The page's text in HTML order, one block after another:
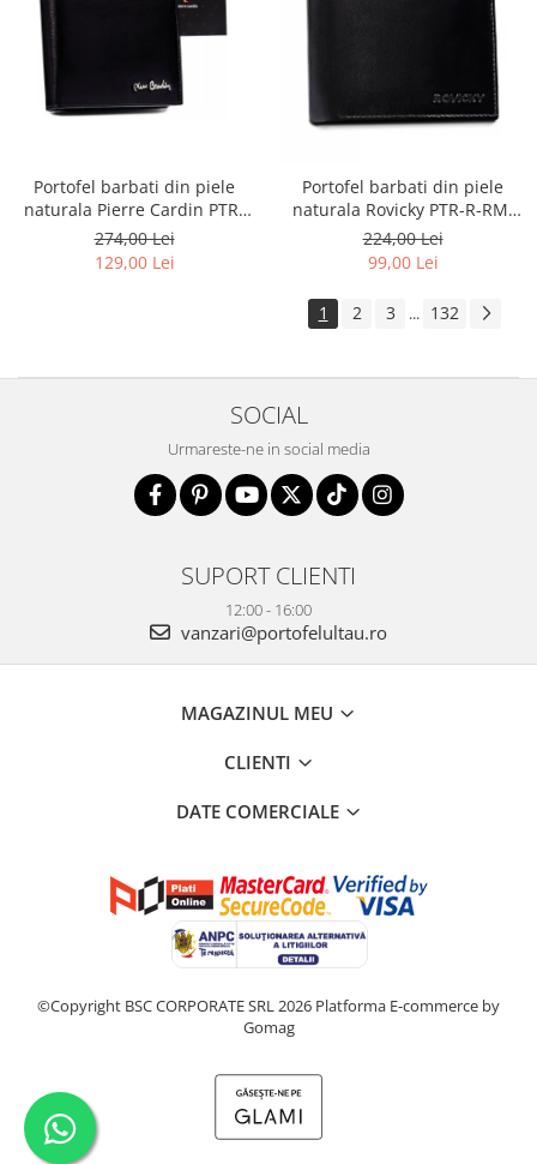
Portofel barbati din piele
naturala Pierre Cardin PTR-
8806 TILAK51
274,00 Lei
129,00 Lei
Portofel barbati din piele
naturala Rovicky PTR-R-RM-
11-GCL-1834 BL
224,00 Lei
99,00 Lei
1 2 3 ... 132
SOCIAL
Urmareste-ne in social media
SUPORT CLIENTI
12:00 - 16:00
vanzari@portofelultau.ro
MAGAZINUL MEU
CLIENTI
DATE COMERCIALE
©Copyright BSC CORPORATE SRL 2026 Platforma E-commerce by
Gomag